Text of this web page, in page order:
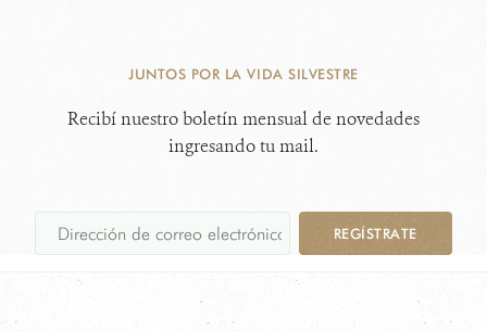
JUNTOS POR LA VIDA SILVESTRE
Recibí nuestro boletín mensual de novedades
ingresando tu mail.
REGÍSTRATE